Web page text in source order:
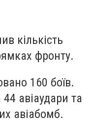
кількість
фронту.
160 боїв.
авіаудари та
авіабомб.